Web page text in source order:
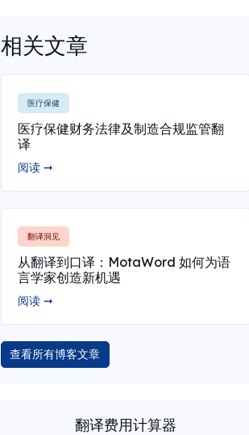
相关文章
医疗保健
医疗保健财务法律及制造合规监管翻
译
阅读 ➞
翻译洞见
从翻译到口译：MotaWord 如何为语
言学家创造新机遇
阅读 ➞
查看所有博客文章
翻译费用计算器